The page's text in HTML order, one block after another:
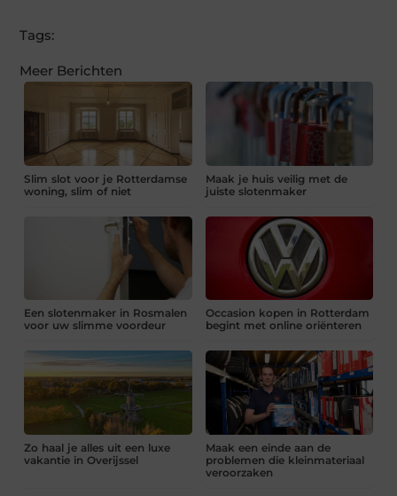
Tags:
Meer Berichten
Slim slot voor je Rotterdamse
woning, slim of niet
Maak je huis veilig met de
juiste slotenmaker
Een slotenmaker in Rosmalen
voor uw slimme voordeur
Occasion kopen in Rotterdam
begint met online oriënteren
Zo haal je alles uit een luxe
vakantie in Overijssel
Maak een einde aan de
problemen die kleinmateriaal
veroorzaken